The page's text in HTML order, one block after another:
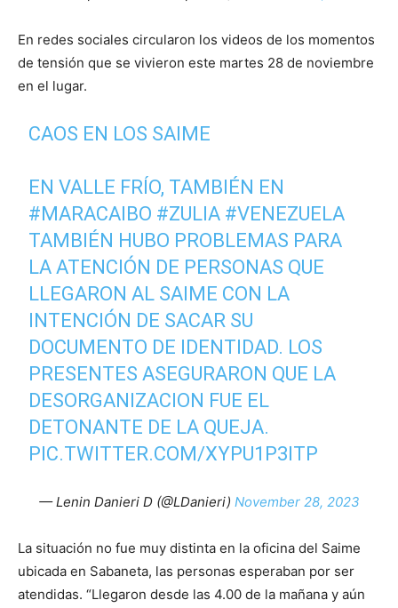
En redes sociales circularon los videos de los momentos
de tensión que se vivieron este martes 28 de noviembre
en el lugar.
CAOS EN LOS SAIME
EN VALLE FRÍO, TAMBIÉN EN
#MARACAIBO #ZULIA #VENEZUELA
TAMBIÉN HUBO PROBLEMAS PARA
LA ATENCIÓN DE PERSONAS QUE
LLEGARON AL SAIME CON LA
INTENCIÓN DE SACAR SU
DOCUMENTO DE IDENTIDAD. LOS
PRESENTES ASEGURARON QUE LA
DESORGANIZACION FUE EL
DETONANTE DE LA QUEJA.
PIC.TWITTER.COM/XYPU1P3ITP
— Lenin Danieri D (@LDanieri) November 28, 2023
La situación no fue muy distinta en la oficina del Saime
ubicada en Sabaneta, las personas esperaban por ser
atendidas. “Llegaron desde las 4.00 de la mañana y aún